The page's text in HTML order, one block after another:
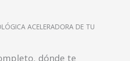
ACELERADORA DE TU
dónde te